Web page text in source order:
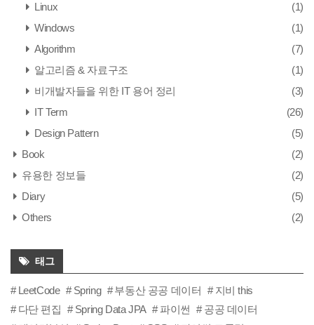
Linux
(1)
Windows
(1)
Algorithm
(7)
알고리즘 & 자료구조
(1)
비개발자들을 위한 IT 용어 정리
(3)
IT Term
(26)
Design Pattern
(5)
Book
(2)
유용한 정보들
(2)
Diary
(5)
Others
(2)
태그
LeetCode Spring 부동산 공공 데이터
지비 this
다단 편집
Spring Data JPA 파이썬
공공 데이터